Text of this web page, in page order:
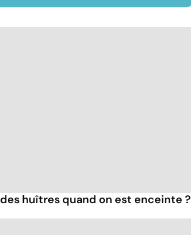
huîtres quand on est enceinte ?